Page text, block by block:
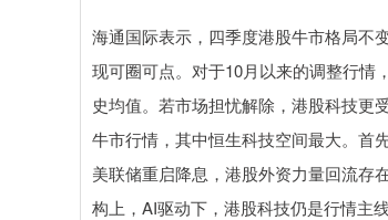
海通国际表示，四季度港股牛市格局不
现可圈可点。对于10月以来的调整行情
史均值。若市场担忧解除，港股科技更
牛市行情，其中恒生科技空间最大。首
美联储重启降息，港股外资力量回流存
构上，AI驱动下，港股科技仍是行情主线